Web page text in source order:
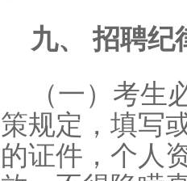
九、
招聘纪
（一）考
策规定，填写
的证件，个人